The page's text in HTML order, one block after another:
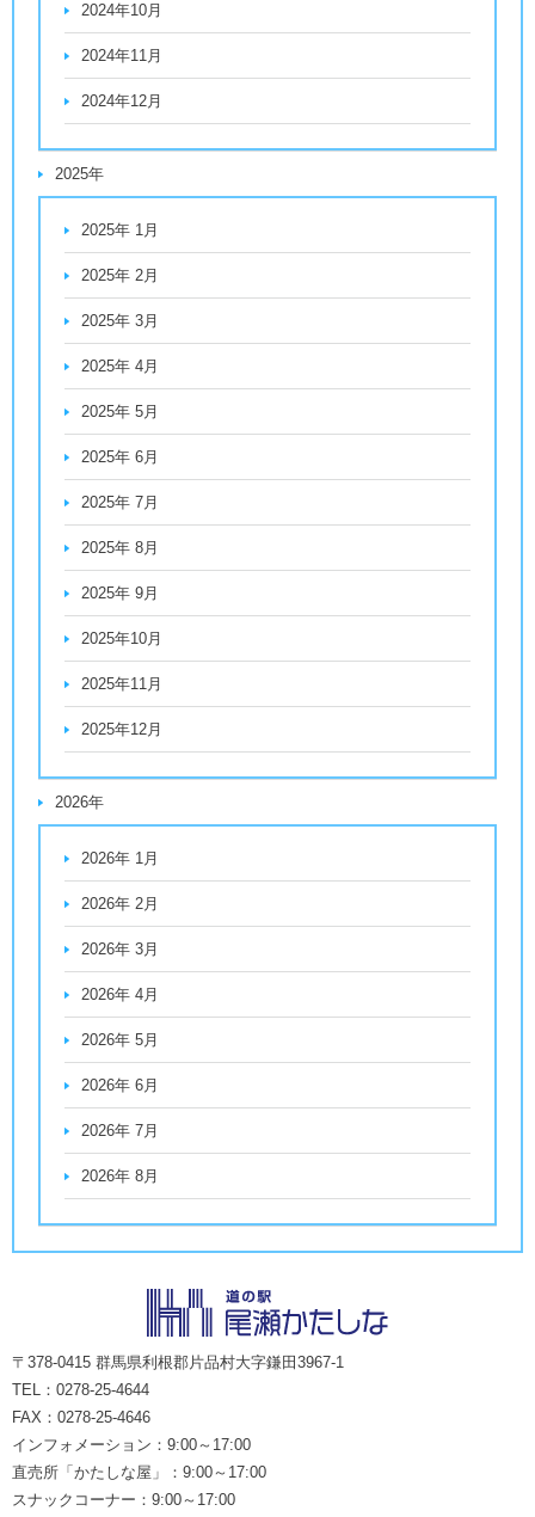
2024年10月
2024年11月
2024年12月
2025年
2025年 1月
2025年 2月
2025年 3月
2025年 4月
2025年 5月
2025年 6月
2025年 7月
2025年 8月
2025年 9月
2025年10月
2025年11月
2025年12月
2026年
2026年 1月
2026年 2月
2026年 3月
2026年 4月
2026年 5月
2026年 6月
2026年 7月
2026年 8月
〒378-0415 群馬県利根郡片品村大字鎌田3967-1
TEL：0278-25-4644
FAX：0278-25-4646
インフォメーション：9:00～17:00
直売所「かたしな屋」：9:00～17:00
スナックコーナー：9:00～17:00